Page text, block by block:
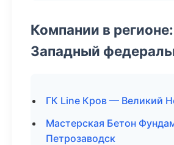
Компании в
Западный
ГК Line Кров — Великий
Мастерская Бетон
Петрозаводск